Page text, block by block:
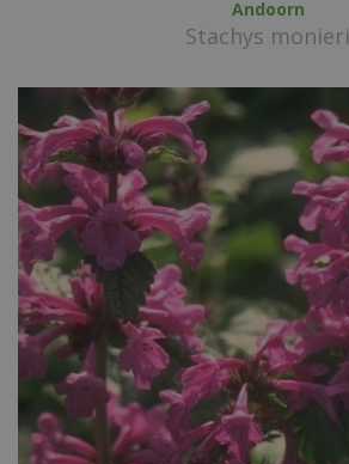
Andoorn
Stachys monieri